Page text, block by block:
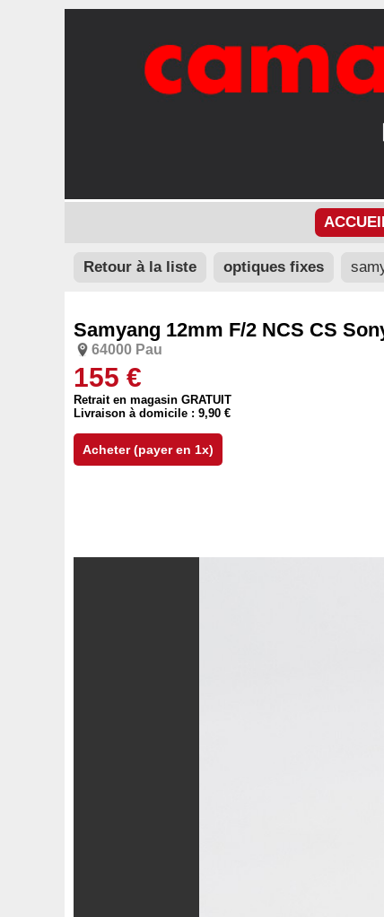
Retour à la liste optiques fixes
Samyang 12mm F/2 NCS CS
64000 Pau
155 €
Retrait en magasin GRATUIT
Livraison à domicile : 9,90 €
Acheter (payer en 1x)